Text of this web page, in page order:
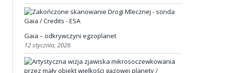
Gaia – odkrywczyni egzoplanet
12 stycznia, 2026